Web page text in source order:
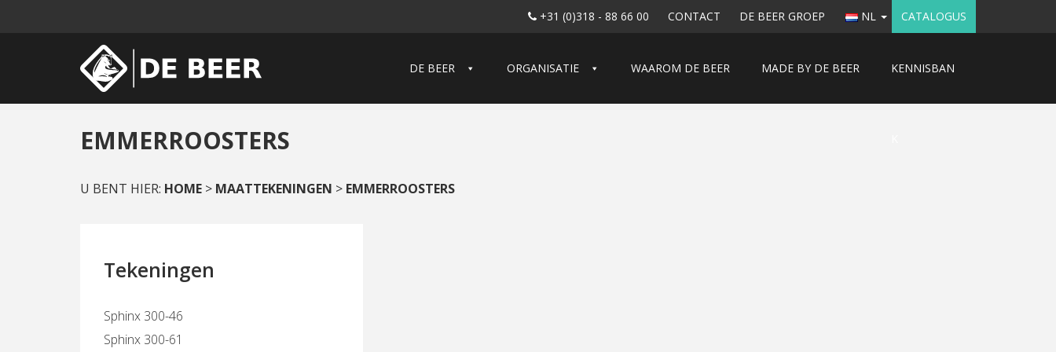
CATALOGUS
NL
+31 (0)318 - 88 66 00 CONTACT DE BEER GROEP
DE BEER ORGANISATIE WAAROM DE BEER MADE BY DE BEER KENNISBAN
EMMERROOSTERS
U BENT HIER: HOME > MAATTEKENINGEN > EMMERROOSTERS
Tekeningen
Sphinx 300-46
Sphinx 300-61